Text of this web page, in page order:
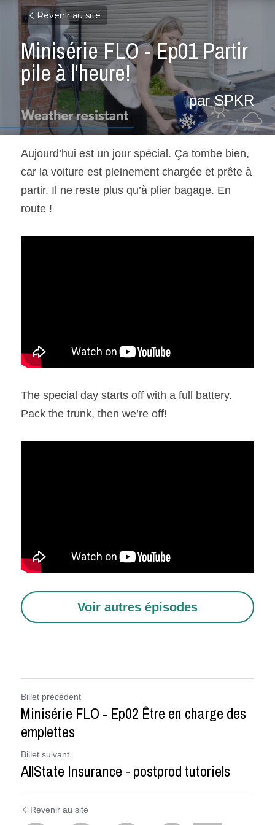
Revenir au site
Minisérie FLO - Ep01 Partir
pile à l'heure!
par SPKR
Aujourd’hui est un jour spécial. Ça tombe bien,
car la voiture est pleinement chargée et prête à
partir. Il ne reste plus qu’à plier bagage. En
route !
The special day starts off with a full battery.
Pack the trunk, then we’re off!
Voir autres épisodes
Billet précédent
Minisérie FLO - Ep02 Être en charge des
emplettes
Billet suivant
AllState Insurance - postprod tutoriels
Revenir au site